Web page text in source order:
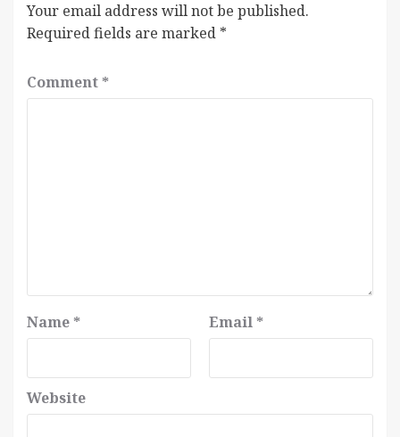
Your email address will not be published.
Required fields are marked *
Comment *
Name * Email *
Website